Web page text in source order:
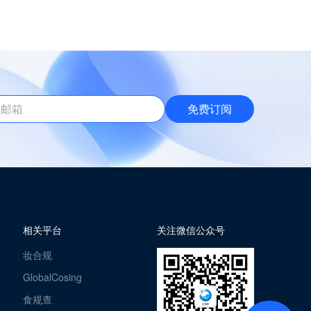
免费订阅
相关平台
妆合规
GlobalCosing
食规查
关注微信公众号